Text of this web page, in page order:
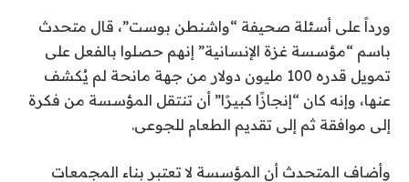
ورداً على أسئلة صحيفة “واشنطن بوست”، قال متحدث
باسم “مؤسسة غزة الإنسانية” إنهم حصلوا بالفعل على
تمويل قدره 100 مليون دولار من جهة مانحة لم يُكشف
عنها، وإنه كان “إنجازًا كبيرًا” أن تنتقل المؤسسة من فكرة
إلى موافقة ثم إلى تقديم الطعام للجوعى.
وأضاف المتحدث أن المؤسسة لا تعتبر بناء المجمعات